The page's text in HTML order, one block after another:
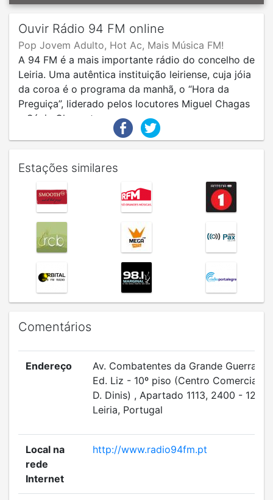
Ouvir Rádio 94 FM online
Pop Jovem Adulto, Hot Ac, Mais Música FM!
A 94 FM é a mais importante rádio do concelho de
Leiria. Uma autêntica instituição leiriense, cuja jóia
da coroa é o programa da manhã, o “Hora da
Preguiça”, liderado pelos locutores Miguel Chagas
e Sónia Clemente.
Estações similares
Comentários
Endereço
Av. Combatentes da Grande Guerra,
Ed. Liz - 10º piso (Centro Comercial
D. Dinis) , Apartado 1113, 2400 - 122
Leiria, Portugal
Local na
rede
Internet
http://www.radio94fm.pt